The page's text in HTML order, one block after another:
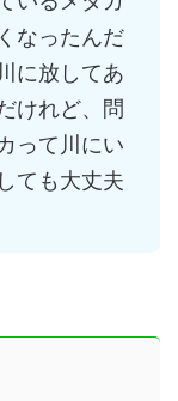
なったんだ
に放してあ
けれど、問
って川にい
ても大丈夫